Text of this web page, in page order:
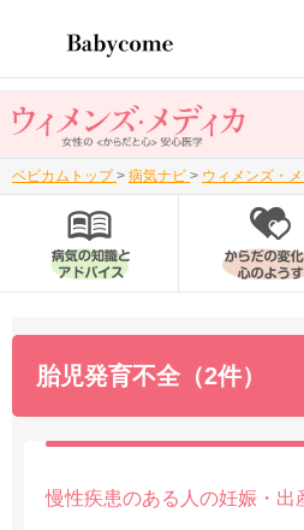
ベビカムトップ > 病気ナビ > ウィメンズ・
胎児発育不全（2件）
慢性疾患のある人の妊娠・出